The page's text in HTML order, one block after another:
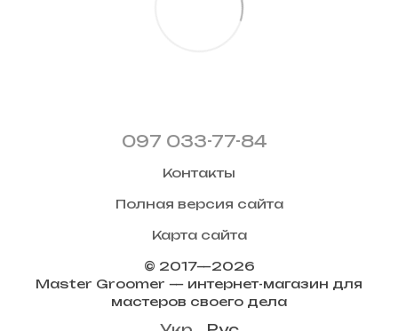
097 033-77-84
Контакты
Полная версия сайта
Карта сайта
© 2017—2026
Master Groomer — интернет-магазин для
мастеров своего дела